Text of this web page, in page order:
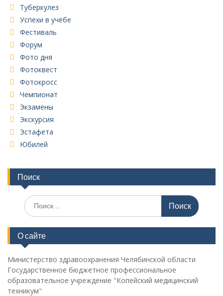
Туберкулез
Успехи в учёбе
Фестиваль
Форум
Фото дня
Фотоквест
Фотокросс
Чемпионат
Экзамены
Экскурсия
Эстафета
Юбилей
Поиск
Поиск
по:
О сайте
Министерство здравоохранения Челябинской области
Государственное бюджетное профессиональное
образовательное учреждение "Копейский медицинский
техникум"